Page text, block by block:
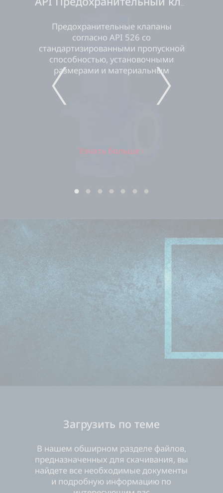
API Предохранительный клапан
Предохранительные клапаны
согласно API 526 со
стандартизированными пропускной
способностью, установочными
размерами и материальным
Узнать больше
NEXT
1 2 3 4 5 6 7
Загрузить по теме
В нашем обширном разделе файлов,
предназначенных для скачивания, вы
найдете все необходимые документы
и подробную информацию по